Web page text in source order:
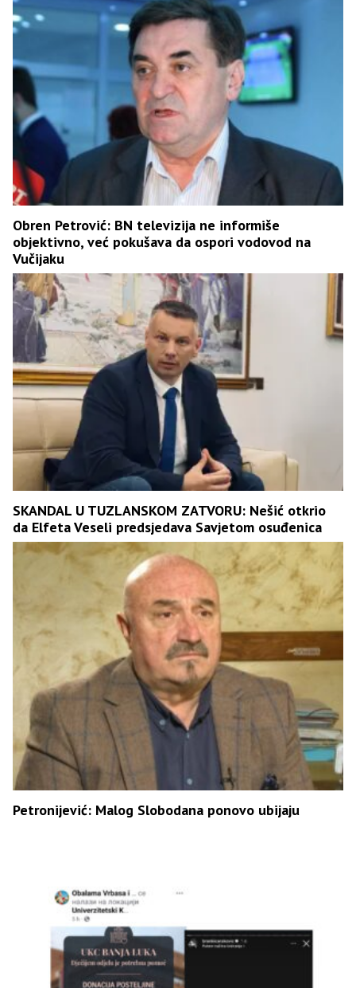
Obren Petrović: BN televizija ne informiše
objektivno, već pokušava da ospori vodovod na
Vučijaku
SKANDAL U TUZLANSKOM ZATVORU: Nešić otkrio
da Elfeta Veseli predsjedava Savjetom osuđenica
Petronijević: Malog Slobodana ponovo ubijaju